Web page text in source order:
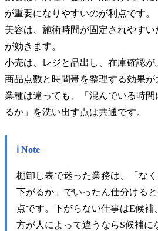
が重要になりやすいのが利点です。
美容は、施術時間が固定されやすい
が効きます。
小売は、レジと品出し、在庫確認
商品点数と時間帯を整理する効果が
業種は違っても、「混んでいる時
るか」を洗い出す点は共通です。
ℹ️ Note
棚卸し表で迷った業務は、「な
下がるか」でいったん仕分ける
点です。下がらない仕事はE候補
方が人によって違うならS候補に